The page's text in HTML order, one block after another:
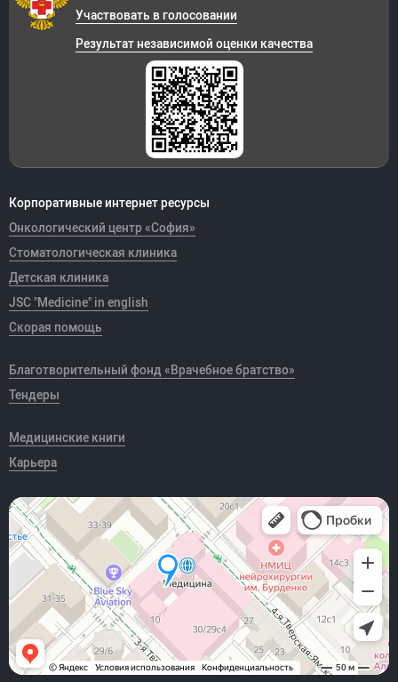
Корпоративные интернет ресурсы
Онкологический центр «София»
Стоматологическая клиника
Детская клиника
JSC "Medicine" in english
Скорая помощь
Благотворительный фонд «Врачебное братство»
Тендеры
Медицинские книги
Карьера
Участвовать в голосовании
Результат независимой оценки качества